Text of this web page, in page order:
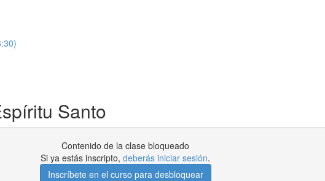
Santo
Contenido de la clase bloqueado
Si ya estás inscripto, deberás iniciar sesión.
Inscríbete en el curso para desbloquear